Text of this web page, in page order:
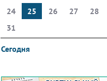
24
25 26 27 28
31
Сегодня